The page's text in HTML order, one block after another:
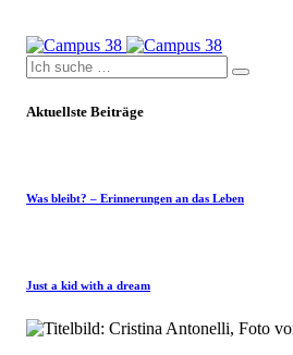
Aktuellste Beiträge
Was bleibt? – Erinnerungen an das Leben
Just a kid with a dream